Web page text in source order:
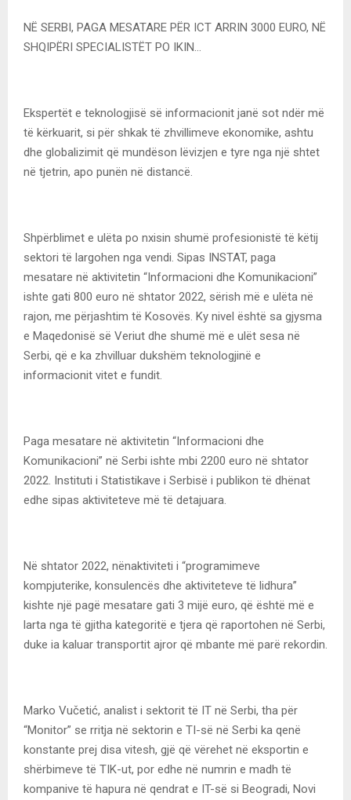
NË SERBI, PAGA MESATARE PËR ICT ARRIN 3000 EURO, NË
SHQIPËRI SPECIALISTËT PO IKIN…
Ekspertët e teknologjisë së informacionit janë sot ndër më
të kërkuarit, si për shkak të zhvillimeve ekonomike, ashtu
dhe globalizimit që mundëson lëvizjen e tyre nga një shtet
në tjetrin, apo punën në distancë.
Shpërblimet e ulëta po nxisin shumë profesionistë të këtij
sektori të largohen nga vendi. Sipas INSTAT, paga
mesatare në aktivitetin “Informacioni dhe Komunikacioni”
ishte gati 800 euro në shtator 2022, sërish më e ulëta në
rajon, me përjashtim të Kosovës. Ky nivel është sa gjysma
e Maqedonisë së Veriut dhe shumë më e ulët sesa në
Serbi, që e ka zhvilluar dukshëm teknologjinë e
informacionit vitet e fundit.
Paga mesatare në aktivitetin “Informacioni dhe
Komunikacioni” në Serbi ishte mbi 2200 euro në shtator
2022. Instituti i Statistikave i Serbisë i publikon të dhënat
edhe sipas aktiviteteve më të detajuara.
Në shtator 2022, nënaktiviteti i “programimeve
kompjuterike, konsulencës dhe aktiviteteve të lidhura”
kishte një pagë mesatare gati 3 mijë euro, që është më e
larta nga të gjitha kategoritë e tjera që raportohen në Serbi,
duke ia kaluar transportit ajror që mbante më parë rekordin.
Marko Vučetić, analist i sektorit të IT në Serbi, tha për
“Monitor” se rritja në sektorin e TI-së në Serbi ka qenë
konstante prej disa vitesh, gjë që vërehet në eksportin e
shërbimeve të TIK-ut, por edhe në numrin e madh të
kompanive të hapura në qendrat e IT-së si Beogradi, Novi